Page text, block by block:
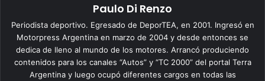
Paulo Di Renzo
Periodista deportivo. Egresado de DeporTEA, en 2001. Ingresó en
Motorpress Argentina en marzo de 2004 y desde entonces se
dedica de lleno al mundo de los motores. Arrancó produciendo
contenidos para los canales “Autos” y “TC 2000” del portal Terra
Argentina y luego ocupó diferentes cargos en todas las